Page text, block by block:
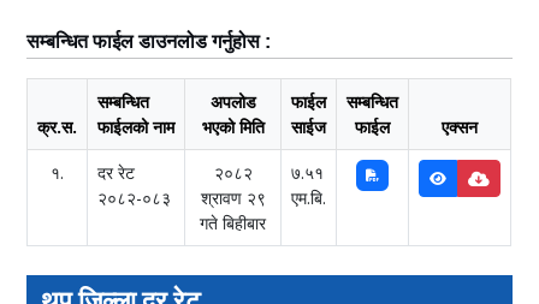
सम्बन्धित फाईल डाउनलोड गर्नुहोस :
क्र.स.
सम्बन्धित
फाईलको नाम
अपलोड
भएको मिति
फाईल
साईज
सम्बन्धित
फाईल
एक्सन
१.
दर रेट
२०८२-०८३
२०८२
श्रावण २९
गते बिहीबार
७.५१
एम.बि.